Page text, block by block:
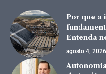
Por que a
Entenda
agosto 4, 2026